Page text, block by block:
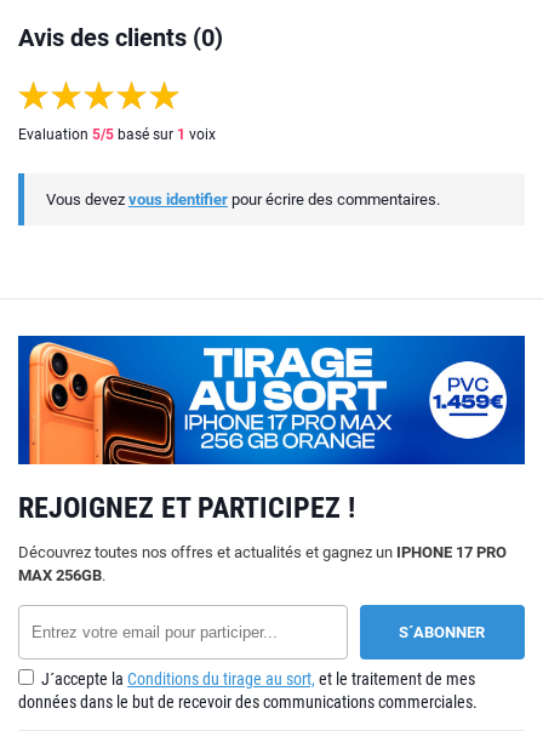
Avis des clients (0)
Evaluation 5/5 basé sur 1 voix
Vous devez vous identifier pour écrire des commentaires.
REJOIGNEZ ET PARTICIPEZ !
Découvrez toutes nos offres et actualités et gagnez un IPHONE 17 PRO
MAX 256GB.
J´accepte la Conditions du tirage au sort, et le traitement de mes
données dans le but de recevoir des communications commerciales.